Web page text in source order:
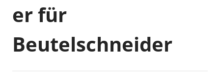
er für
Beutelschneider